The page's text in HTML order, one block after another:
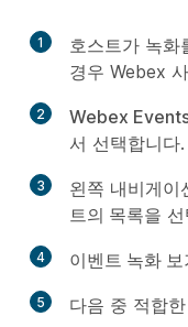
1
호스트가 녹화
경우 Webex
2 Webex
서 선택합니다.
3 왼쪽 내비게이
트의 목록을
4 이벤트 녹화 보
5 다음 중 적합